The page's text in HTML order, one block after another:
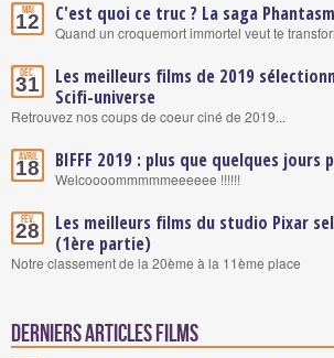
Mai
12 C'est quoi ce truc ? La saga Phantasm
Quand un croquemort immortel veut te
Déc.
31
Les meilleurs films de 2019
Scifi-universe
Retrouvez nos coups de coeur ciné de 2019...
Avril
18 BIFFF 2019 : plus que quelques
Welcoooommmmmeeeeee !!!!!!
Fév.
28
Les meilleurs films du studio Pixar
(1ère partie)
Notre classement de la 20ème à la 11ème place
Derniers articles Films